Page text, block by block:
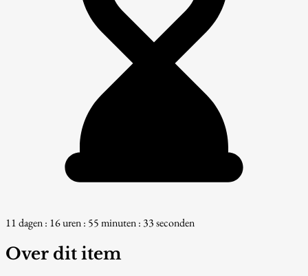
11 dagen : 16 uren : 55 minuten : 32 seconden
Over dit item